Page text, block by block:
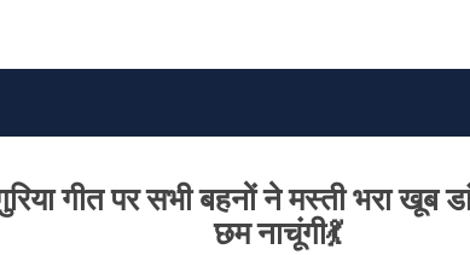
गीत पर सभी बहनों ने मस्ती भरा खूब
छम नाचूंगी💃